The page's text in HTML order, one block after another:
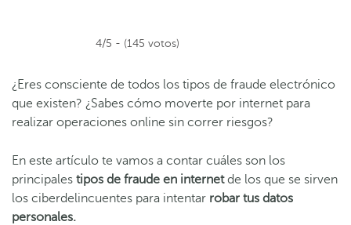
4/5 - (145 votos)
¿Eres consciente de todos los tipos de fraude electrónico
que existen? ¿Sabes cómo moverte por internet para
realizar operaciones online sin correr riesgos?
En este artículo te vamos a contar cuáles son los
principales tipos de fraude en internetde los que se sirven
los ciberdelincuentes para intentar robar tus datos
personales.